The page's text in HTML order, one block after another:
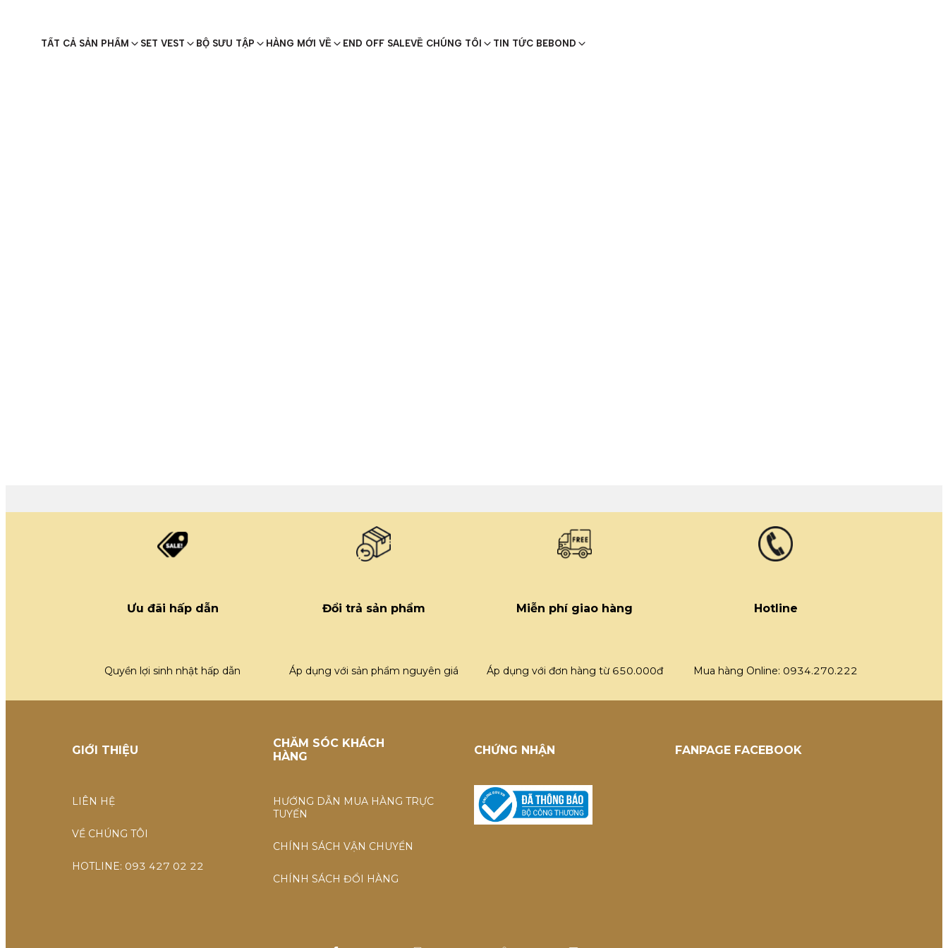
TẤT CẢ SẢN PHẨM SET VEST BỘ SƯU TẬP HÀNG MỚI VỀ END OFF SALEVỀ CHÚNG TÔI TIN TỨC BEBOND
Ưu đãi hấp dẫn
Quyền lợi sinh nhật hấp dẫn
Đổi trả sản phẩm
Áp dụng với sản phẩm nguyên giá
Miễn phí giao hàng
Áp dụng với đơn hàng từ 650.000đ
Hotline
Mua hàng Online: 0934.270.222
CHỨNG NHẬN
CHĂM SÓC KHÁCH
HÀNG
FANPAGE FACEBOOK
GIỚI THIỆU
HƯỚNG DẪN MUA HÀNG TRỰC
TUYẾN
CHÍNH SÁCH VẬN CHUYỂN
CHÍNH SÁCH ĐỔI HÀNG
LIÊN HỆ
VỀ CHÚNG TÔI
HOTLINE: 093 427 02 22